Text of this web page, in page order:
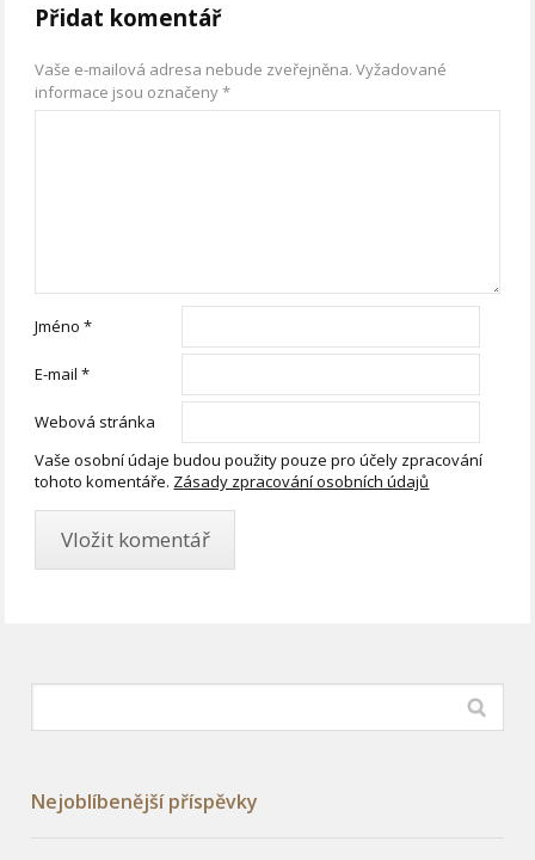
Přidat komentář
Vaše e-mailová adresa nebude zveřejněna. Vyžadované
informace jsou označeny*
Jméno*
E-mail*
Webová stránka
Vaše osobní údaje budou použity pouze pro účely zpracování
tohoto komentáře. Zásady zpracování osobních údajů
Nejoblíbenější příspěvky